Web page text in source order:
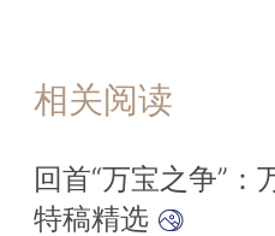
相关阅读
回首“万宝之争”：
特稿精选